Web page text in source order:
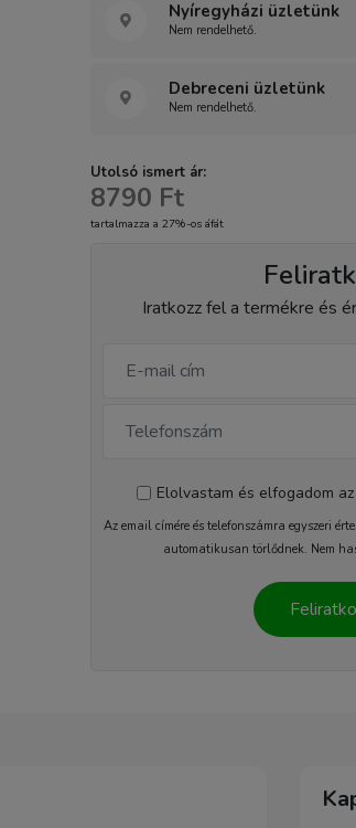
Nyíregyházi üzletünk
Nem rendelhető.
Debreceni üzletünk
Nem rendelhető.
Utolsó ismert ár:
8790 Ft
tartalmazza a 27%-os áfát
Iratkozz fel a termékre és
Elolvastam és elfogadom az
Az email címére és telefonszámra egyszeri
automatikusan törlődnek. Nem